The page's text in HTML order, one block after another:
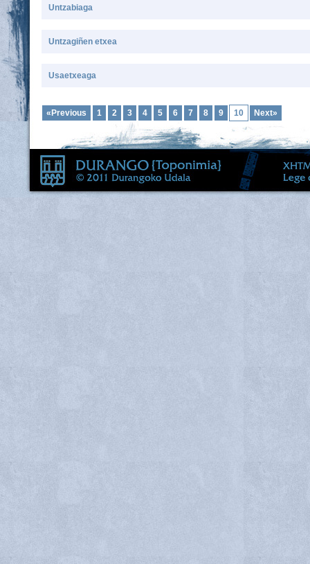
Untzabiaga
Untzagiñen etxea
Usaetxeaga
«Previous 1 2 3 4 5 6 7 8 9 10 Next»